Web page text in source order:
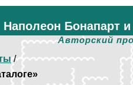
Наполеон Бонапарт и
Авторский
/